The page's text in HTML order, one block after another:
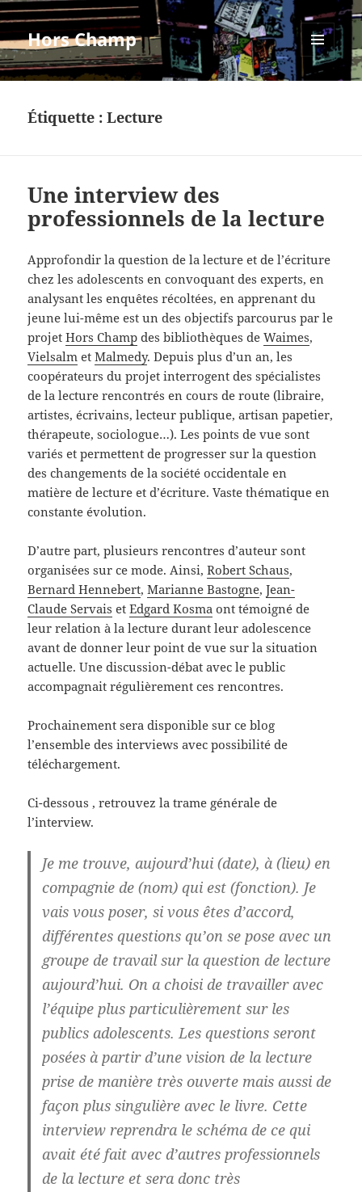
Hors Champ
MENU
ET
Étiquette :Lecture
Une interview des
professionnels de la lecture
Approfondir la question de la lecture et de l’écriture
chez les adolescents en convoquant des experts, en
analysant les enquêtes récoltées, en apprenant du
jeune lui-même est un des objectifs parcourus par le
projetHors Champ des bibliothèques deWaimes,
Vielsalm etMalmedy. Depuis plus d’un an, les
coopérateurs du projet interrogent des spécialistes
de la lecture rencontrés en cours de route (libraire,
artistes, écrivains, lecteur publique, artisan papetier,
thérapeute, sociologue…). Les points de vue sont
variés et permettent de progresser sur la question
des changements de la société occidentale en
matière de lecture et d’écriture. Vaste thématique en
constante évolution.
D’autre part, plusieurs rencontres d’auteur sont
organisées sur ce mode. Ainsi,Robert Schaus,
Bernard Hennebert,Marianne Bastogne,Jean-
Claude Servais etEdgard Kosma ont témoigné de
leur relation à la lecture durant leur adolescence
avant de donner leur point de vue sur la situation
actuelle. Une discussion-débat avec le public
accompagnait régulièrement ces rencontres.
Prochainement sera disponible sur ce blog
l’ensemble des interviews avec possibilité de
téléchargement.
Ci-dessous , retrouvez la trame générale de
l’interview.
Je me trouve, aujourd’hui (date), à (lieu) en
compagnie de (nom) qui est (fonction). Je
vais vous poser, si vous êtes d’accord,
différentes questions qu’on se pose avec un
groupe de travail sur la question de lecture
aujourd’hui. On a choisi de travailler avec
l’équipe plus particulièrement sur les
publics adolescents. Les questions seront
posées à partir d’une vision de la lecture
prise de manière très ouverte mais aussi de
façon plus singulière avec le livre. Cette
interview reprendra le schéma de ce qui
avait été fait avec d’autres professionnels
de la lecture et sera donc très